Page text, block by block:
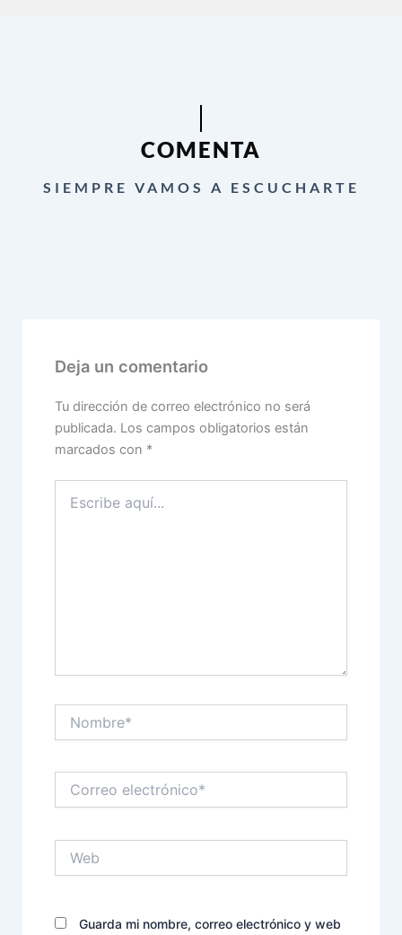
COMENTA
SIEMPRE VAMOS A ESCUCHARTE
Deja un comentario
Tu dirección de correo electrónico no será
publicada. Los campos obligatorios están
marcados con *
aquí...
electrónico*
Guarda mi nombre, correo electrónico y web